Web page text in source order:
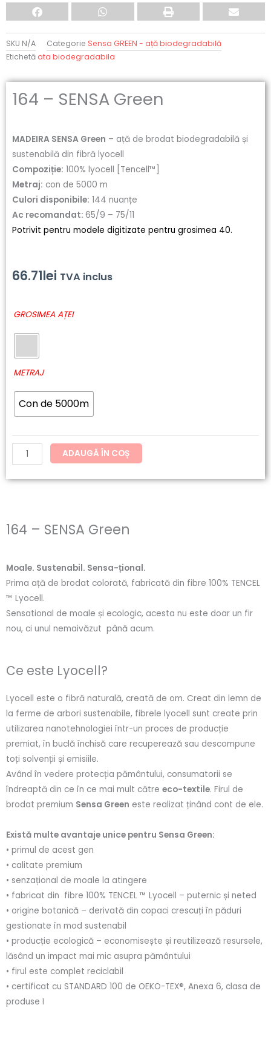
SKU N/A Categorie Sensa GREEN - ață biodegradabilă
Etichetă ata biodegradabila
164 – SENSA Green
MADEIRA SENSA Green – ață de brodat biodegradabilă și
sustenabilă din fibră lyocell
Compoziție: 100% lyocell [Tencell™]
Metraj: con de 5000 m
Culori disponibile: 144 nuanțe
Ac recomandat: 65/9 – 75/11
Potrivit pentru modele digitizate pentru grosimea 40.
66.71lei TVA inclus
GROSIMEA AȚEI
METRAJ
Con de 5000m
Cantitate
SENSA
Green
ADAUGĂ ÎN COȘ
164 – SENSA Green
Moale. Sustenabil. Sensa-țional.
Prima ață de brodat colorată, fabricată din fibre 100% TENCEL
™ Lyocell.
Sensational de moale și ecologic, acesta nu este doar un fir
nou, ci unul nemaivăzut până acum.
Ce este Lyocell?
Lyocell este o fibră naturală, creată de om. Creat din lemn de
la ferme de arbori sustenabile, fibrele lyocell sunt create prin
utilizarea nanotehnologiei într-un proces de producție
premiat, în buclă închisă care recuperează sau descompune
toți solvenții și emisiile.
Având în vedere protecția pământului, consumatorii se
îndreaptă din ce în ce mai mult către eco-textile. Firul de
brodat premium Sensa Green este realizat ținând cont de ele.
Există multe avantaje unice pentru Sensa Green:
• primul de acest gen
• calitate premium
• senzațional de moale la atingere
• fabricat din fibre 100% TENCEL ™ Lyocell – puternic și neted
• origine botanică – derivată din copaci crescuți în păduri
gestionate în mod sustenabil
• producție ecologică – economisește și reutilizează resursele,
lăsând un impact mai mic asupra pământului
• firul este complet reciclabil
• certificat cu STANDARD 100 de OEKO-TEX®, Anexa 6, clasa de
produse I